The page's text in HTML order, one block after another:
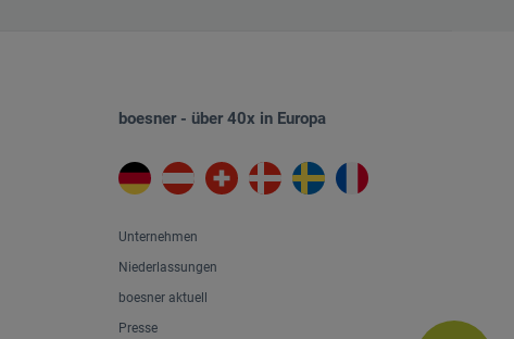
boesner - über 40x in Europa
Unternehmen
Niederlassungen
boesner aktuell
Presse